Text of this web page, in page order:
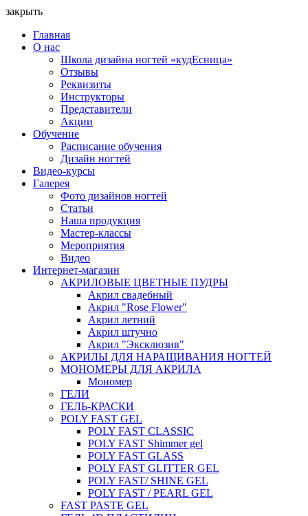
закрыть
Главная
О нас
Школа дизайна ногтей «кудЕсница»
Отзывы
Реквизиты
Инструкторы
Представители
Акции
Обучение
Расписание обучения
Дизайн ногтей
Видео-курсы
Галерея
Фото дизайнов ногтей
Статьи
Наша продукция
Мастер-классы
Мероприятия
Видео
Интернет-магазин
АКРИЛОВЫЕ ЦВЕТНЫЕ ПУДРЫ
Акрил свадебный
Акрил "Rose Flower"
Акрил летний
Акрил штучно
Акрил "Эксклюзив"
АКРИЛЫ ДЛЯ НАРАЩИВАНИЯ НОГТЕЙ
МОНОМЕРЫ ДЛЯ АКРИЛА
Мономер
ГЕЛИ
ГЕЛЬ-КРАСКИ
POLY FAST GEL
POLY FAST CLASSIC
POLY FAST Shimmer gel
POLY FAST GLASS
POLY FAST GLITTER GEL
POLY FAST/ SHINE GEL
POLY FAST / PEARL GEL
FAST PASTE GEL